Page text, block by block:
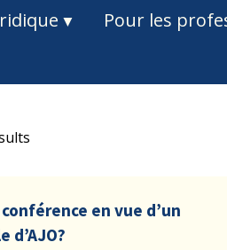
Pour les
en vue d’un
d’AJO?